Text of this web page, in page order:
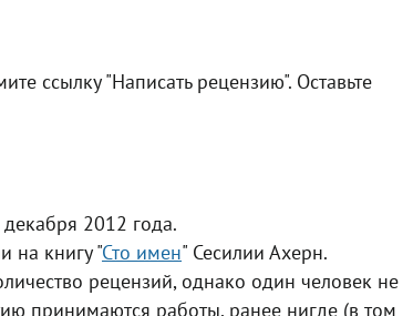
ссылку "Написать рецензию". Оставьте
2012 года.
на книгу "Сто имен" Сесилии Ахерн.
рецензий, однако один человек не
принимаются работы, ранее нигде (в том